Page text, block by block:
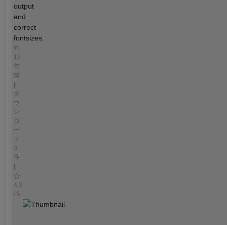
output
and
correct
fontsizes.
約
13
年
前
|
ダ
ウ
ン
ロ
ー
ド
3
件
|
4.3
/ 5